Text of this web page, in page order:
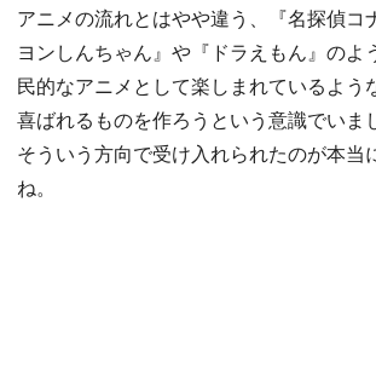
アニメの流れとはやや違う、『名探偵コ
ヨンしんちゃん』や『ドラえもん』のよ
民的なアニメとして楽しまれているよう
喜ばれるものを作ろうという意識でいま
そういう方向で受け入れられたのが本当
ね。